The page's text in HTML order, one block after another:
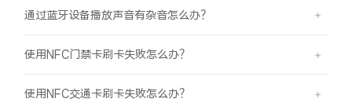
通过蓝牙设备播放声音有杂音怎么办？
使用NFC门禁卡刷卡失败怎么办？
使用NFC交通卡刷卡失败怎么办？